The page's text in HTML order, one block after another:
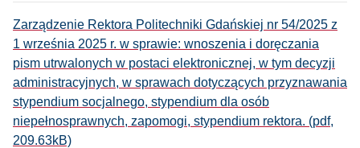
Zarządzenie Rektora Politechniki Gdańskiej nr 54/2025 z
1 września 2025 r. w sprawie: wnoszenia i doręczania
pism utrwalonych w postaci elektronicznej, w tym decyzji
administracyjnych, w sprawach dotyczących przyznawania
stypendium socjalnego, stypendium dla osób
niepełnosprawnych, zapomogi, stypendium rektora. (pdf,
209.63kB)